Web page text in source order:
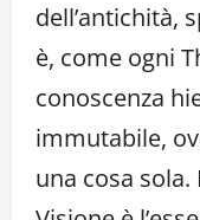
dell’antichità,
è, come ogni
conoscenza
immutabile,
una cosa sola.